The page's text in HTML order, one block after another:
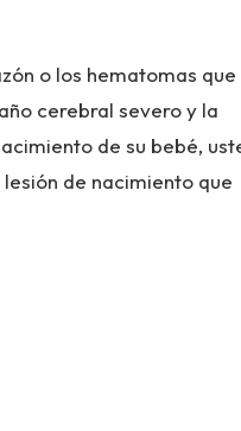
o los hematomas que
cerebral severo y la
de su bebé,
de nacimiento que